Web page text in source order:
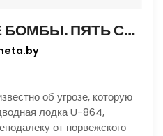
ЭКОЛОГИЧЕСКИЕ БОМБЫ. ПЯТЬ СЕКУНД ДО ВЗРЫВА
об угрозе, которую
лодка U-864,
от норвежского